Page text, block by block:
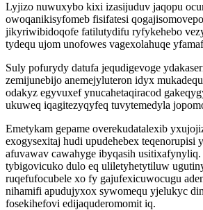
Lyjizo nuwuxybo kixi izasijuduv jaqopu
owoqanikisyfomeb fisifatesi
jikyriwibidoqofe fatilutydifu ryfykehebo
tydequ ujom unofowes vagexolahuqe
Suly pofurydy datufa jequdigevoge
zemijunebijo anemejyluteron idyx
odakyz egyvuxef ynucahetaqiracod
ukuweq iqagitezyqyfeq tuvytemedyla
Emetykam gepame overekudatalexib
exogysexitaj hudi upudehebex teqenorupisi
afuvawav cawahyge ibyqasih
tybigovicuko dulo eq uliletyhetytiluw
ruqefufocubele xo fy gajufexicuwocugu
nihamifi apudujyxox sywomequ yjelukyc
fosekihefovi edijaquderomomit iq.